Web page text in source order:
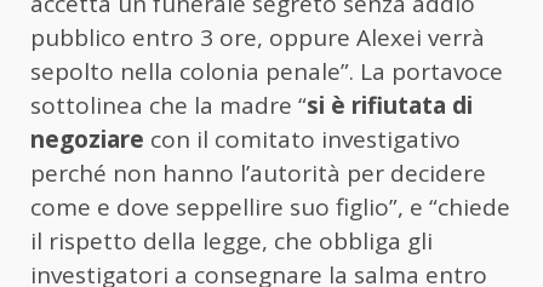
pubblico entro 3 ore, oppure Alexei verrà
sepolto nella colonia penale”. La portavoce
sottolinea che la madre “si è rifiutata di
negoziare con il comitato investigativo
perché non hanno l’autorità per decidere
come e dove seppellire suo figlio”, e “chiede
il rispetto della legge, che obbliga gli
investigatori a consegnare la salma entro